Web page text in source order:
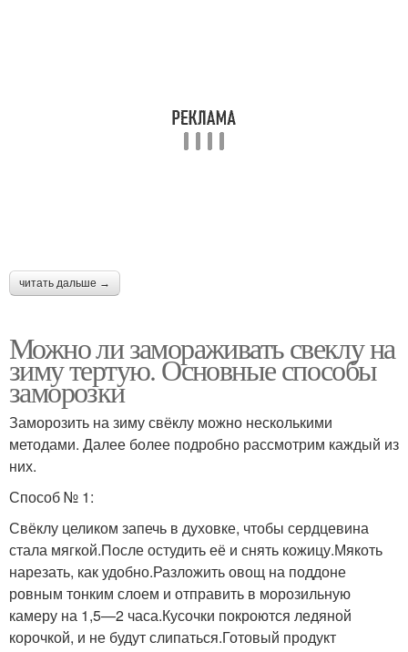
читать дальше →
Можно ли замораживать свеклу на
зиму тертую. Основные способы
заморозки
Заморозить на зиму свёклу можно несколькими
методами. Далее более подробно рассмотрим каждый из
них.
Способ № 1:
Свёклу целиком запечь в духовке, чтобы сердцевина
стала мягкой.После остудить её и снять кожицу.Мякоть
нарезать, как удобно.Разложить овощ на поддоне
ровным тонким слоем и отправить в морозильную
камеру на 1,5—2 часа.Кусочки покроются ледяной
корочкой, и не будут слипаться.Готовый продукт